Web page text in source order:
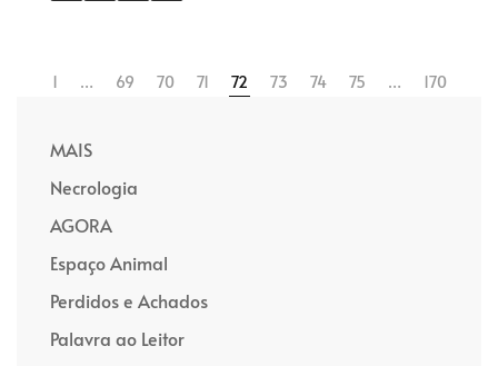
1 … 69 70 71 72 73 74 75 … 170
MAIS
Necrologia
AGORA
Espaço Animal
Perdidos e Achados
Palavra ao Leitor